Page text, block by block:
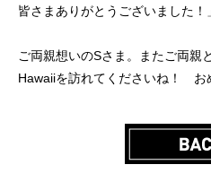
皆さまありがとうございました！」
ご両親想いのSさま。またご両親
Hawaiiを訪れてくださいね！ お